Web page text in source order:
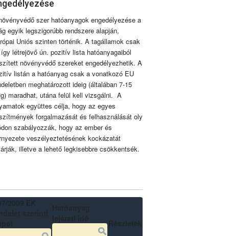
szer hatóanyagok engedélyezése a
egyik legszigorúbb rendszere alapján,
Uniós szinten történik. A tagállamok csak
létrejövő ún. pozitív lista hatóanyagaiból
növényvédő szereket engedélyezhetik. A
listán a hatóanyag csak a vonatkozó EU
meghatározott ideig (általában 7-15
maradhat, utána felül kell vizsgálni. A
együttes célja, hogy az egyes
forgalmazását és felhasználását oly
szabályozzák, hogy az ember és
veszélyeztetésének kockázatát
illetve a lehető legkisebbre csökkentsék.